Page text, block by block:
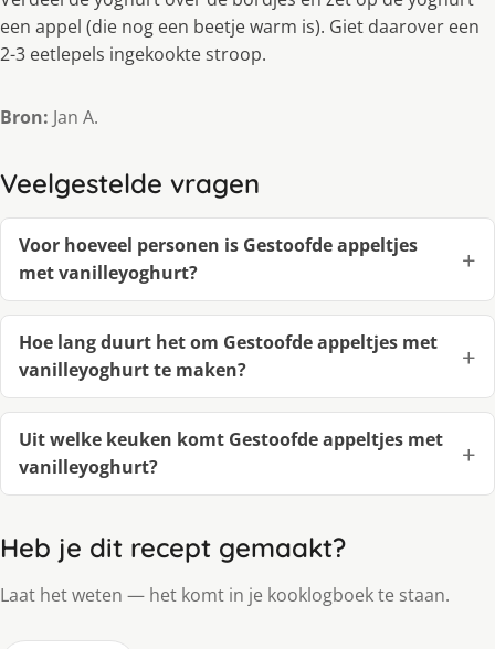
een appel (die nog een beetje warm is). Giet daarover een
2-3 eetlepels ingekookte stroop.
Bron: Jan A.
Veelgestelde vragen
Voor hoeveel personen is Gestoofde appeltjes
met vanilleyoghurt?
Hoe lang duurt het om Gestoofde appeltjes met
vanilleyoghurt te maken?
Uit welke keuken komt Gestoofde appeltjes met
vanilleyoghurt?
Heb je dit recept gemaakt?
Laat het weten — het komt in je kooklogboek te staan.